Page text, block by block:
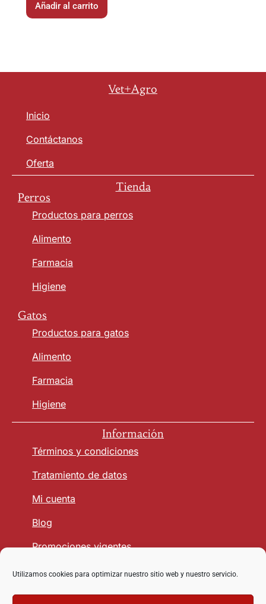
Utilizamos cookies para optimizar nuestro sitio web y nuestro servicio.
Añadir al carrito
Vet+Agro
Inicio
Contáctanos
Oferta
Tienda
Perros
Productos para perros
Alimento
Farmacia
Higiene
Gatos
Productos para gatos
Alimento
Farmacia
Higiene
Información
Términos y condiciones
Tratamiento de datos
Mi cuenta
Blog
Promociones vigentes
Seguridad y Confianza